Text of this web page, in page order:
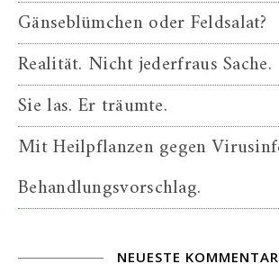
Gänseblümchen oder Feldsalat?
Realität. Nicht jederfraus Sache.
Sie las. Er träumte.
Mit Heilpflanzen gegen
Behandlungsvorschlag.
NEUESTE